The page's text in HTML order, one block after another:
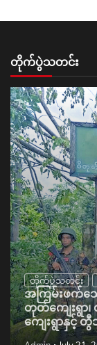
တိုက်ပွဲသတင်း
တိုက်ပွဲသတင်း
အကြမ်းဖက်သေ
တုတ်ကျေးရွာ၊
ကျေးရွာနှင့်